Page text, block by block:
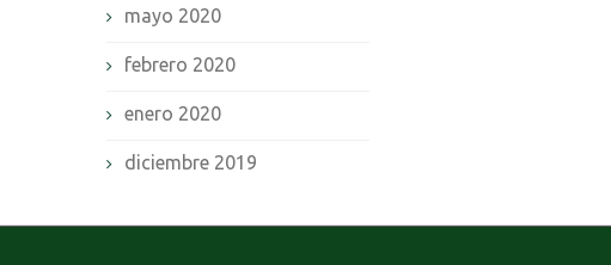
mayo 2020
febrero 2020
enero 2020
diciembre 2019